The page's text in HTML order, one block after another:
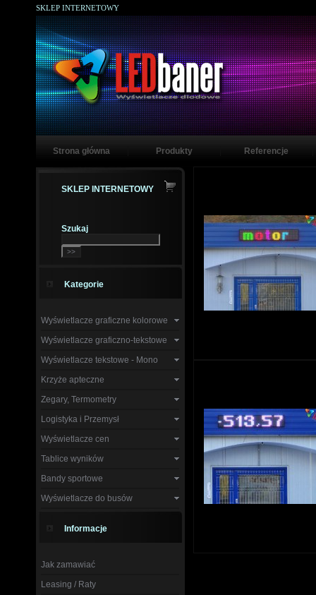
SKLEP INTERNETOWY
Strona główna Produkty Referencje
SKLEP INTERNETOWY
Szukaj
Kategorie
Wyświetlacze graficzne kolorowe
Wyświetlacze graficzno-tekstowe
Wyświetlacze tekstowe - Mono
Krzyże apteczne
Zegary, Termometry
Logistyka i Przemysł
Wyświetlacze cen
Tablice wyników
Bandy sportowe
Wyświetlacze do busów
Informacje
Jak zamawiać
Leasing / Raty